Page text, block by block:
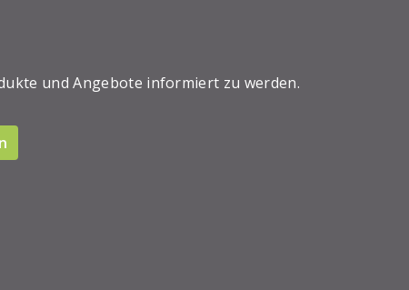
und Angebote informiert zu werden.